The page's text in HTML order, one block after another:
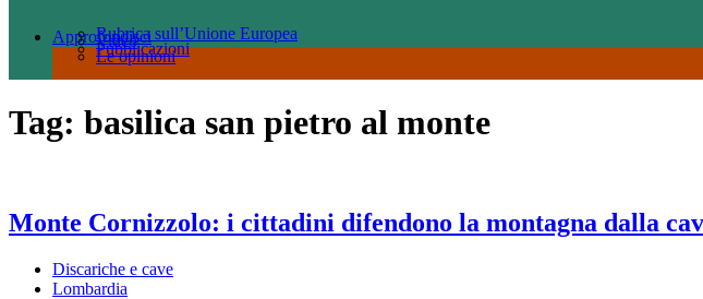
Approfondisci
Le opinioni
Pubblicazioni
Video
Rubrica sull’Unione Europea
Tag: basilica san pietro al monte
Monte Cornizzolo: i cittadini difendono la montagna dalla
Discariche e cave
Lombardia